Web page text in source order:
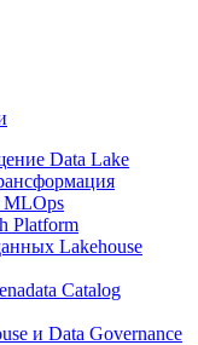
Data Lake
Platform
Lakehouse
Catalog
и Data Governance